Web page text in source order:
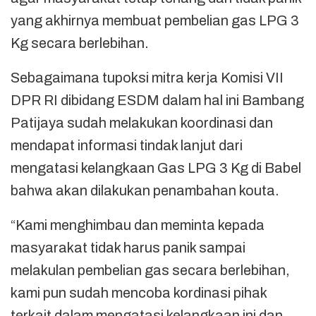
yang akhirnya membuat pembelian gas LPG 3
Kg secara berlebihan.
Sebagaimana tupoksi mitra kerja Komisi VII
DPR RI dibidang ESDM dalam hal ini Bambang
Patijaya sudah melakukan koordinasi dan
mendapat informasi tindak lanjut dari
mengatasi kelangkaan Gas LPG 3 Kg di Babel
bahwa akan dilakukan penambahan kouta.
“Kami menghimbau dan meminta kepada
masyarakat tidak harus panik sampai
melakulan pembelian gas secara berlebihan,
kami pun sudah mencoba kordinasi pihak